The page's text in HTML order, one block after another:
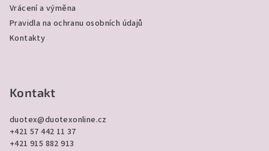
Vrácení a výměna
Pravidla na ochranu osobních údajů
Kontakty
Kontakt
duotex@duotexonline.cz
+421 57 442 11 37
+421 915 882 913